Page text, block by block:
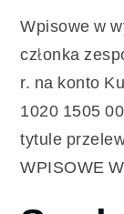
Wpisowe w
członka
r. na konto
1020 1505
tytule
WPISOWE